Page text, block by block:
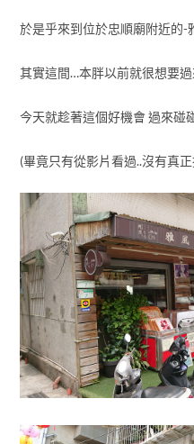
於是乎來到位於忠順廟附近的-
其實這間…本胖以前就很想要
今天就趁著這個好機會 過來碰
(畢竟只有從影片看過..沒有真